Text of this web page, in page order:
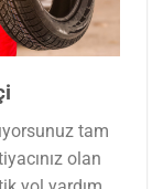
tam
olan